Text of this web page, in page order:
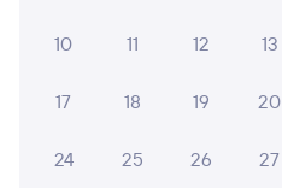
Мы используем cookies для
10 11 12 13
17 18 19 20
24 25 26 27